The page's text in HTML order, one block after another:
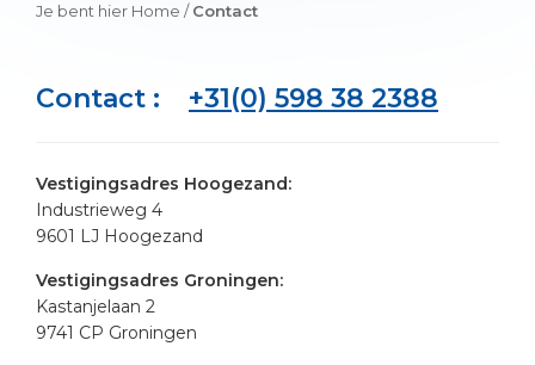
Je bent hier Home /Contact
Contact : +31(0) 598 38 2388
Vestigingsadres Hoogezand:
Industrieweg 4
9601 LJ Hoogezand
Vestigingsadres Groningen:
Kastanjelaan 2
9741 CP Groningen